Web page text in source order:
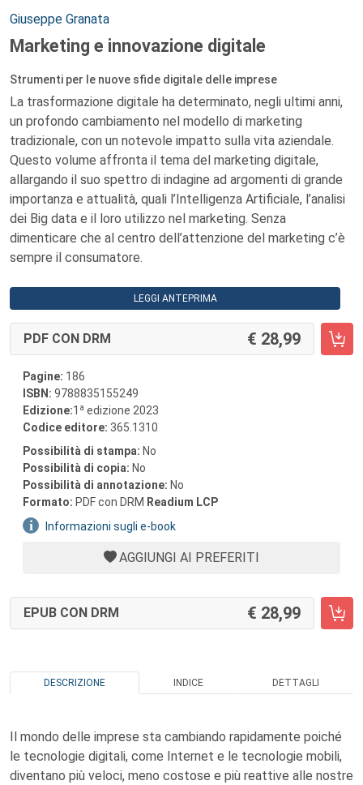
Autori:
Giuseppe Granata
Marketing e innovazione digitale
Strumenti per le nuove sfide digitale delle imprese
La trasformazione digitale ha determinato, negli ultimi anni,
un profondo cambiamento nel modello di marketing
tradizionale, con un notevole impatto sulla vita aziendale.
Questo volume affronta il tema del marketing digitale,
allargando il suo spettro di indagine ad argomenti di grande
importanza e attualità, quali l’Intelligenza Artificiale, l’analisi
dei Big data e il loro utilizzo nel marketing. Senza
dimenticare che al centro dell’attenzione del marketing c’è
sempre il consumatore.
LEGGI ANTEPRIMA
PDF CON DRM 28,99
Pagine: 186
ISBN: 9788835155249
Edizione:1 a edizione 2023
Codice editore: 365.1310
Possibilità di stampa: No
Possibilità di copia: No
Possibilità di annotazione: No
Formato: PDF con DRM Readium LCP
Informazioni sugli e-book
AGGIUNGI AI PREFERITI
EPUB CON DRM 28,99
DESCRIZIONE INDICE DETTAGLI
Il mondo delle imprese sta cambiando rapidamente poiché
le tecnologie digitali, come Internet e le tecnologie mobili,
diventano più veloci, meno costose e più reattive alle nostre